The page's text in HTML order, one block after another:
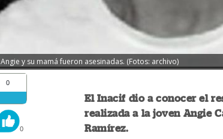
Angie y su mamá fueron asesinadas. (Fotos: archivo)
0
0
El Inacif dio a conocer el
realizada a la joven Angie
Ramírez.